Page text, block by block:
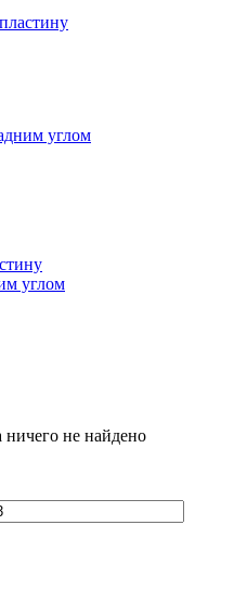
углом
углом
не найдено